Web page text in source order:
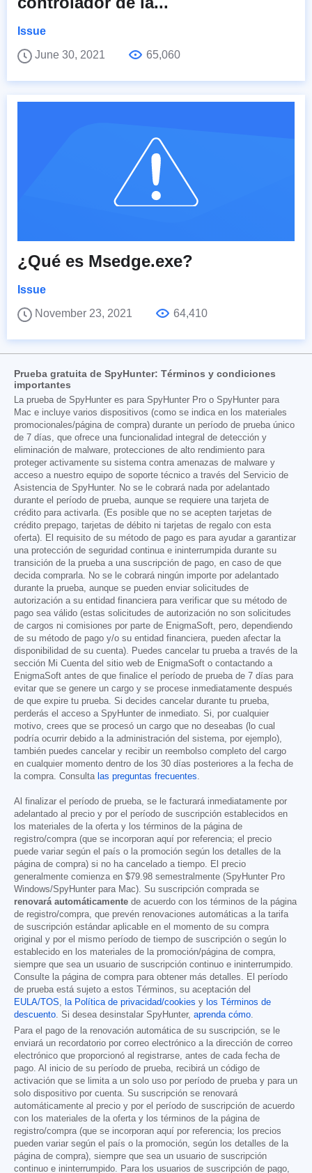
Issue
June 30, 2021
65,060
¿Qué es Msedge.exe?
Issue
November 23, 2021
64,410
Prueba gratuita de SpyHunter: Términos y condiciones
importantes
La prueba de SpyHunter es para SpyHunter Pro o SpyHunter para
Mac e incluye varios dispositivos (como se indica en los materiales
promocionales/página de compra) durante un período de prueba único
de 7 días, que ofrece una funcionalidad integral de detección y
eliminación de malware, protecciones de alto rendimiento para
proteger activamente su sistema contra amenazas de malware y
acceso a nuestro equipo de soporte técnico a través del Servicio de
Asistencia de SpyHunter. No se le cobrará nada por adelantado
durante el período de prueba, aunque se requiere una tarjeta de
crédito para activarla. (Es posible que no se acepten tarjetas de
crédito prepago, tarjetas de débito ni tarjetas de regalo con esta
oferta). El requisito de su método de pago es para ayudar a garantizar
una protección de seguridad continua e ininterrumpida durante su
transición de la prueba a una suscripción de pago, en caso de que
decida comprarla. No se le cobrará ningún importe por adelantado
durante la prueba, aunque se pueden enviar solicitudes de
autorización a su entidad financiera para verificar que su método de
pago sea válido (estas solicitudes de autorización no son solicitudes
de cargos ni comisiones por parte de EnigmaSoft, pero, dependiendo
de su método de pago y/o su entidad financiera, pueden afectar la
disponibilidad de su cuenta). Puedes cancelar tu prueba a través de la
sección Mi Cuenta del sitio web de EnigmaSoft o contactando a
EnigmaSoft antes de que finalice el período de prueba de 7 días para
evitar que se genere un cargo y se procese inmediatamente después
de que expire tu prueba. Si decides cancelar durante tu prueba,
perderás el acceso a SpyHunter de inmediato. Si, por cualquier
motivo, crees que se procesó un cargo que no deseabas (lo cual
podría ocurrir debido a la administración del sistema, por ejemplo),
también puedes cancelar y recibir un reembolso completo del cargo
en cualquier momento dentro de los 30 días posteriores a la fecha de
la compra. Consulta las preguntas frecuentes.
Al finalizar el período de prueba, se le facturará inmediatamente por
adelantado al precio y por el período de suscripción establecidos en
los materiales de la oferta y los términos de la página de
registro/compra (que se incorporan aquí por referencia; el precio
puede variar según el país o la promoción según los detalles de la
página de compra) si no ha cancelado a tiempo. El precio
generalmente comienza en $79.98 semestralmente (SpyHunter Pro
Windows/SpyHunter para Mac). Su suscripción comprada se
renovará automáticamente de acuerdo con los términos de la página
de registro/compra, que prevén renovaciones automáticas a la tarifa
de suscripción estándar aplicable en el momento de su compra
original y por el mismo período de tiempo de suscripción o según lo
establecido en los materiales de la promoción/página de compra,
siempre que sea un usuario de suscripción continuo e ininterrumpido.
Consulte la página de compra para obtener más detalles. El período
de prueba está sujeto a estos Términos, su aceptación del
EULA/TOS, la Política de privacidad/cookies y los Términos de
descuento. Si desea desinstalar SpyHunter, aprenda cómo.
Para el pago de la renovación automática de su suscripción, se le
enviará un recordatorio por correo electrónico a la dirección de correo
electrónico que proporcionó al registrarse, antes de cada fecha de
pago. Al inicio de su período de prueba, recibirá un código de
activación que se limita a un solo uso por período de prueba y para un
solo dispositivo por cuenta. Su suscripción se renovará
automáticamente al precio y por el período de suscripción de acuerdo
con los materiales de la oferta y los términos de la página de
registro/compra (que se incorporan aquí por referencia; los precios
pueden variar según el país o la promoción, según los detalles de la
página de compra), siempre que sea un usuario de suscripción
continuo e ininterrumpido. Para los usuarios de suscripción de pago,